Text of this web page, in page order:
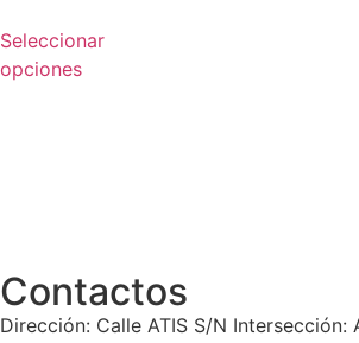
Seleccionar
opciones
Contactos
Dirección: Calle ATIS S/N Intersección: